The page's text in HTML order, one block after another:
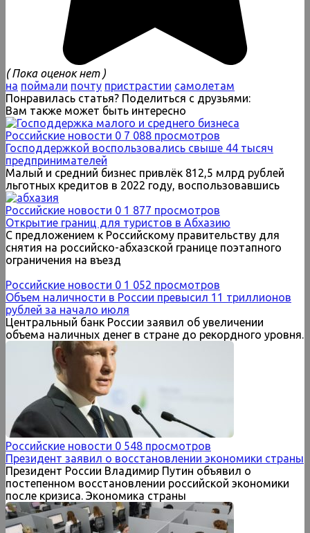
( Пока оценок нет )
на поймали почту пристрастии самолетам
Понравилась статья? Поделиться с друзьями:
Вам также может быть интересно
Российские новости 0 7 088 просмотров
Господдержкой воспользовались свыше 44 тысяч
предпринимателей
Малый и средний бизнес привлёк 812,5 млрд рублей
льготных кредитов в 2022 году, воспользовавшись
Российские новости 0 1 877 просмотров
Открытие границ для туристов в Абхазию
С предложением к Российскому правительству для
снятия на российско-абхазской границе поэтапного
ограничения на въезд
Российские новости 0 1 052 просмотров
Объем наличности в России превысил 11 триллионов
рублей за начало июля
Центральный банк России заявил об увеличении
объема наличных денег в стране до рекордного уровня.
Российские новости 0 548 просмотров
Президент заявил о восстановлении экономики страны
Президент России Владимир Путин объявил о
постепенном восстановлении российской экономики
после кризиса. Экономика страны